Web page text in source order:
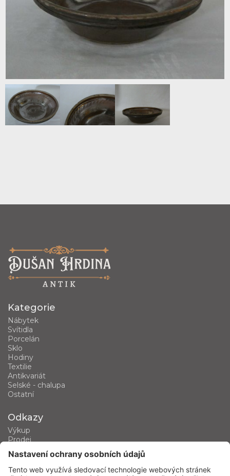
Kategorie
Nábytek
Svítidla
Porcelán
Sklo
Hodiny
Textilie
Antikvariát
Selské - chalupa
Ostatní
Odkazy
Výkup
Prodej
Kategorie produktů
Kontakt